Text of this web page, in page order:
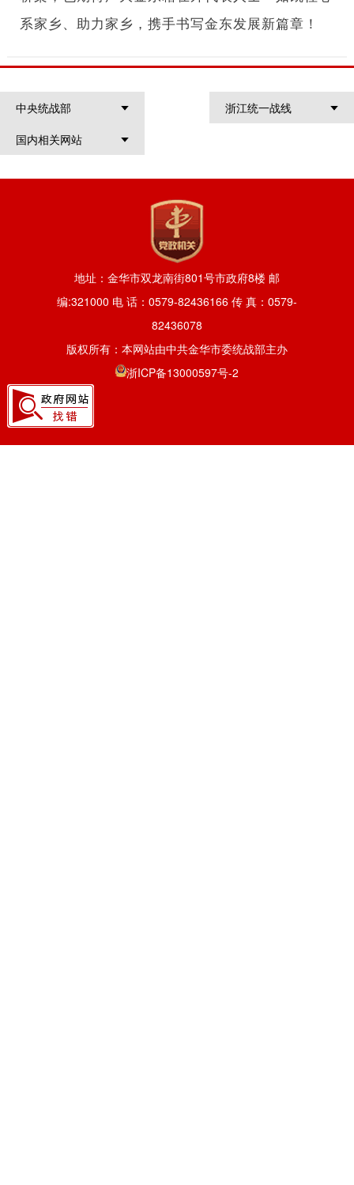
系家乡、助力家乡，携手书写金东发展新篇章！
中央统战部
浙江统一战线
国内相关网站
地址：金华市双龙南街801号市政府8楼 邮
编:321000 电 话：0579-82436166 传 真：0579-
82436078
版权所有：本网站由中共金华市委统战部主办
浙ICP备13000597号-2